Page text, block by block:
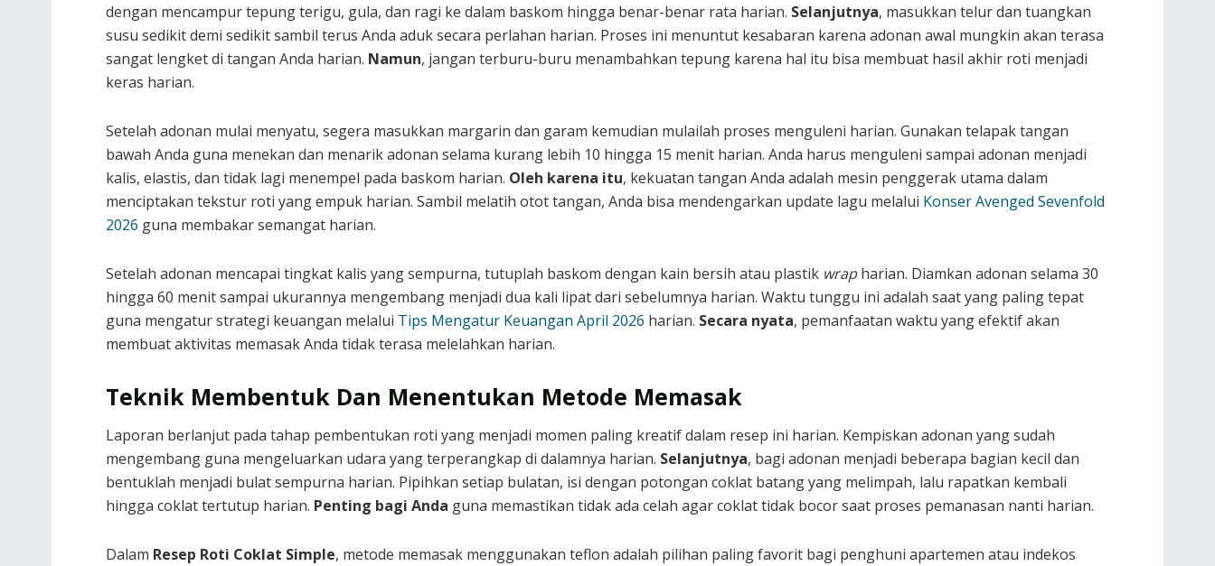
dengan mencampur tepung terigu, gula, dan ragi ke dalam baskom hingga benar-benar rata harian. Selanjutnya, masukkan telur dan tuangkan
susu sedikit demi sedikit sambil terus Anda aduk secara perlahan harian. Proses ini menuntut kesabaran karena adonan awal mungkin akan terasa
sangat lengket di tangan Anda harian. Namun, jangan terburu-buru menambahkan tepung karena hal itu bisa membuat hasil akhir roti menjadi
keras harian.
Setelah adonan mulai menyatu, segera masukkan margarin dan garam kemudian mulailah proses menguleni harian. Gunakan telapak tangan
bawah Anda guna menekan dan menarik adonan selama kurang lebih 10 hingga 15 menit harian. Anda harus menguleni sampai adonan menjadi
kalis, elastis, dan tidak lagi menempel pada baskom harian. Oleh karena itu, kekuatan tangan Anda adalah mesin penggerak utama dalam
menciptakan tekstur roti yang empuk harian. Sambil melatih otot tangan, Anda bisa mendengarkan update lagu melalui Konser Avenged Sevenfold
2026 guna membakar semangat harian.
Setelah adonan mencapai tingkat kalis yang sempurna, tutuplah baskom dengan kain bersih atau plastik wrapharian. Diamkan adonan selama 30
hingga 60 menit sampai ukurannya mengembang menjadi dua kali lipat dari sebelumnya harian. Waktu tunggu ini adalah saat yang paling tepat
guna mengatur strategi keuangan melalui Tips Mengatur Keuangan April 2026 harian. Secara nyata, pemanfaatan waktu yang efektif akan
membuat aktivitas memasak Anda tidak terasa melelahkan harian.
Teknik Membentuk Dan Menentukan Metode Memasak
Laporan berlanjut pada tahap pembentukan roti yang menjadi momen paling kreatif dalam resep ini harian. Kempiskan adonan yang sudah
mengembang guna mengeluarkan udara yang terperangkap di dalamnya harian. Selanjutnya, bagi adonan menjadi beberapa bagian kecil dan
bentuklah menjadi bulat sempurna harian. Pipihkan setiap bulatan, isi dengan potongan coklat batang yang melimpah, lalu rapatkan kembali
hingga coklat tertutup harian. Penting bagi Anda guna memastikan tidak ada celah agar coklat tidak bocor saat proses pemanasan nanti harian.
Dalam Resep Roti Coklat Simple, metode memasak menggunakan teflon adalah pilihan paling favorit bagi penghuni apartemen atau indekos